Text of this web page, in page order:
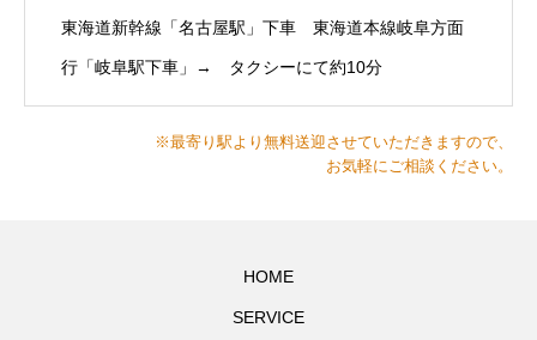
東海道新幹線「名古屋駅」下車 東海道本線岐阜方面
行「岐阜駅下車」→ タクシーにて約10分
※最寄り駅より無料送迎させていただきますので、
お気軽にご相談ください。
HOME
SERVICE